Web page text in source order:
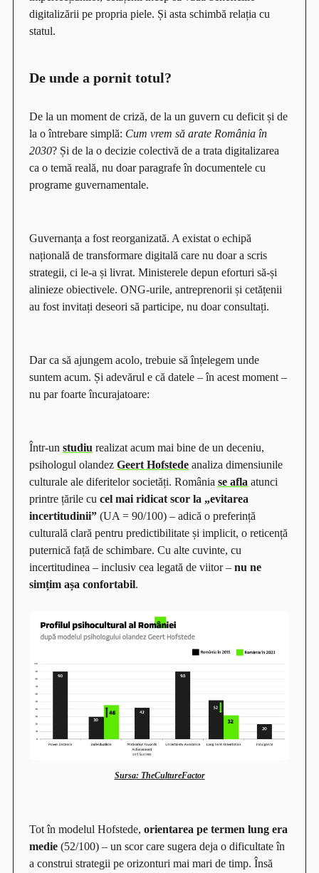
digitalizării pe propria piele. Și asta schimbă relația cu
statul.
De unde a pornit totul?
De la un moment de criză, de la un guvern cu deficit și de
la o întrebare simplă: Cum vrem să arate România în
2030? Și de la o decizie colectivă de a trata digitalizarea
ca o temă reală, nu doar paragrafe în documentele cu
programe guvernamentale.
Guvernanța a fost reorganizată. A existat o echipă
națională de transformare digitală care nu doar a scris
strategii, ci le-a și livrat. Ministerele depun eforturi să-și
alinieze obiectivele. ONG-urile, antreprenorii și cetățenii
au fost invitați deseori să participe, nu doar consultați.
Dar ca să ajungem acolo, trebuie să înțelegem unde
suntem acum. Și adevărul e că datele – în acest moment –
nu par foarte încurajatoare:
Într-un studiu realizat acum mai bine de un deceniu,
psihologul olandez Geert Hofstede analiza dimensiunile
culturale ale diferitelor societăți. România se afla atunci
printre țările cu cel mai ridicat scor la „evitarea
incertitudinii” (UA = 90/100) – adică o preferință
culturală clară pentru predictibilitate și implicit, o reticență
puternică față de schimbare. Cu alte cuvinte, cu
incertitudinea – inclusiv cea legată de viitor – nu ne
simțim așa confortabil.
Sursa: TheCultureFactor
Tot în modelul Hofstede, orientarea pe termen lung era
medie (52/100) – un scor care sugera deja o dificultate în
a construi strategii pe orizonturi mai mari de timp. Însă